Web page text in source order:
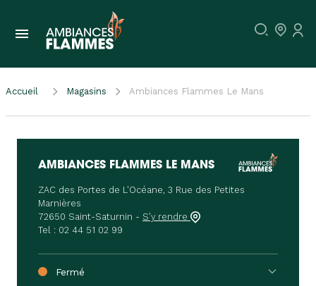
Accueil Magasins Ambiances Flammes Le Mans
AMBIANCES FLAMMES LE MANS
ZAC des Portes de L'Océane, 3 Rue des Petites
Marnières
72650 Saint-Saturnin - S’y rendre
Tel : 02 44 51 02 99
Fermé